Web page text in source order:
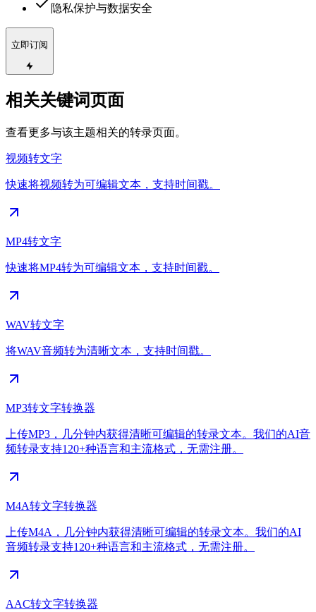
隐私保护与数据安全
立即订阅
相关关键词页面
查看更多与该主题相关的转录页面。
视频转文字
快速将视频转为可编辑文本，支持时间戳。
MP4转文字
快速将MP4转为可编辑文本，支持时间戳。
WAV转文字
将WAV音频转为清晰文本，支持时间戳。
MP3转文字转换器
上传MP3，几分钟内获得清晰可编辑的转录文本。我们的AI音
频转录支持120+种语言和主流格式，无需注册。
M4A转文字转换器
上传M4A，几分钟内获得清晰可编辑的转录文本。我们的AI
音频转录支持120+种语言和主流格式，无需注册。
AAC转文字转换器